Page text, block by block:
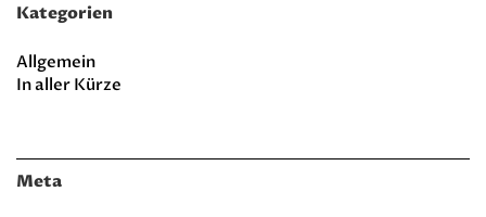
Kategorien
Allgemein
In aller Kürze
Meta